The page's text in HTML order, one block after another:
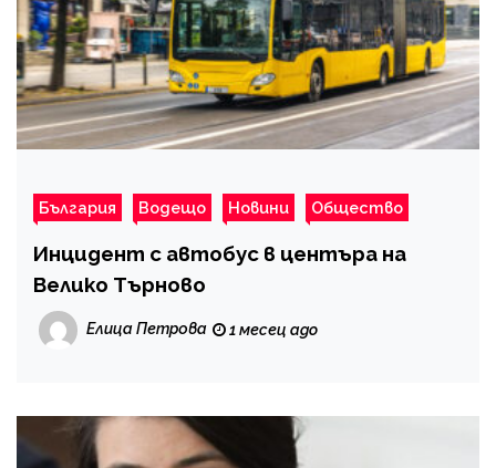
България Водещо Новини Общество
Инцидент с автобус в центъра на
Велико Търново
Елица Петрова 1 месец ago